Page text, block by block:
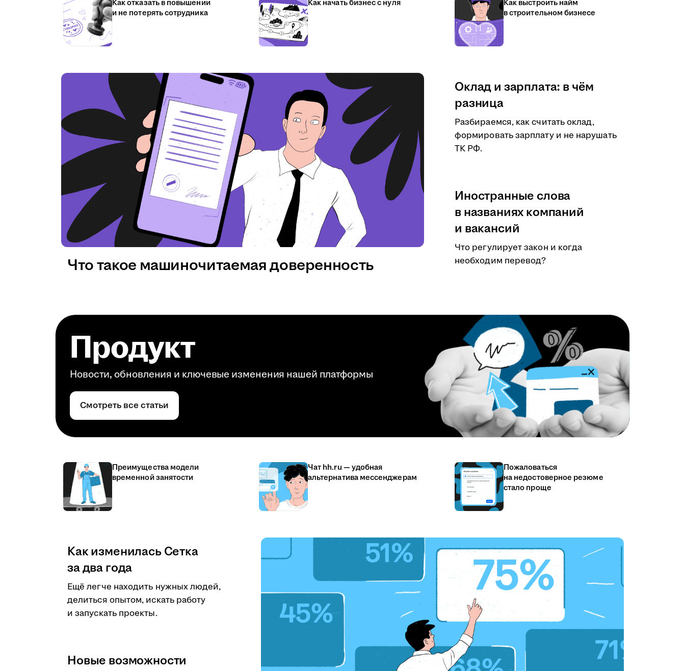
Как отказать в повышении
и не потерять сотрудника
Как начать бизнес с нуля
Как выстроить найм
в строительном бизнесе
Оклад и зарплата: в чём
разница
Разбираемся, как считать оклад,
формировать зарплату и не нарушать
ТК РФ.
Иностранные слова
в названиях компаний
и вакансий
Что регулирует закон и когда
необходим перевод?
Что такое машиночитаемая доверенность
Продукт
Новости, обновления и ключевые изменения нашей платформы
Смотреть все статьи
Преимущества модели
временной занятости
Чат hh.ru — удобная
альтернатива мессенджерам
Пожаловаться
на недостоверное резюме
стало проще
Как изменилась Сетка
за два года
Ещё легче находить нужных людей,
делиться опытом, искать работу
и запускать проекты.
Новые возможности